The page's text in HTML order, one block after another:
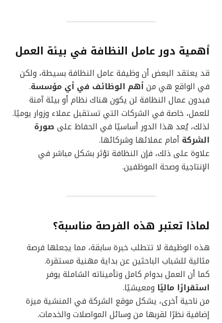
أهمية دور عامل النظافة في بيئة العمل
قد يعتقد البعض أن وظيفة عامل النظافة بسيطة، ولكن
في الواقع هي منأهم الوظائف في أي مؤسسة.
فبدون عمال النظافة لن يكون هناك نظام أو بيئة آمنة
للعمل، خاصة في الشركات التي تستقبل عملاء وزوار يوميًا.
لذلك، يُعد هذا الدور أساسيًا في الحفاظ على صورة
الشركة أمام عملائها وشركائها.
علاوة على ذلك، فإن النظافة تؤثر بشكل مباشر في
الإنتاجية وصحة الموظفين.
لماذا تعتبر هذه الفرصة مناسبة؟
هذه الوظيفة لا تتطلب خبرة سابقة، مما يجعلها فرصة
مثالية للشباب الباحثين عن بداية مهنية مستقرة.
كما أن العمل بدوام كامل وتأميناته الشاملة يوفر
استقرارًا ماليًا ومعيشيًا.
من ناحية أخرى، يشكل موقع الشركة في المنشية ميزة
إضافية نظرًا لقربها من وسائل المواصلات والخدمات.